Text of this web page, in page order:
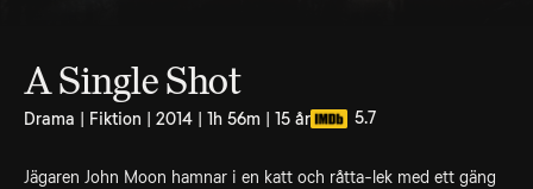
A Single Shot
Drama | Fiktion | 2014 | 1h 56m | 15 år 5.7
Jägaren John Moon hamnar i en katt och råtta-lek med ett gäng